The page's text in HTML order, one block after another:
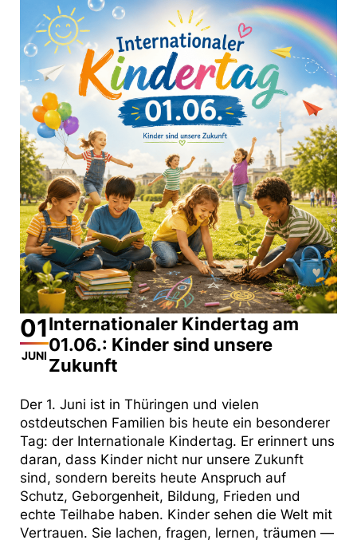
01
JUNI
Internationaler Kindertag am
01.06.: Kinder sind unsere
Zukunft
Der 1. Juni ist in Thüringen und vielen
ostdeutschen Familien bis heute ein besonderer
Tag: der Internationale Kindertag. Er erinnert uns
daran, dass Kinder nicht nur unsere Zukunft
sind, sondern bereits heute Anspruch auf
Schutz, Geborgenheit, Bildung, Frieden und
echte Teilhabe haben. Kinder sehen die Welt mit
Vertrauen. Sie lachen, fragen, lernen, träumen —